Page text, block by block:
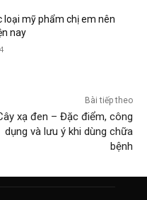
loại mỹ phẩm chị em nên
nay
Bài tiếp theo
xạ đen – Đặc điểm, công
dụng và lưu ý khi dùng chữa
bệnh